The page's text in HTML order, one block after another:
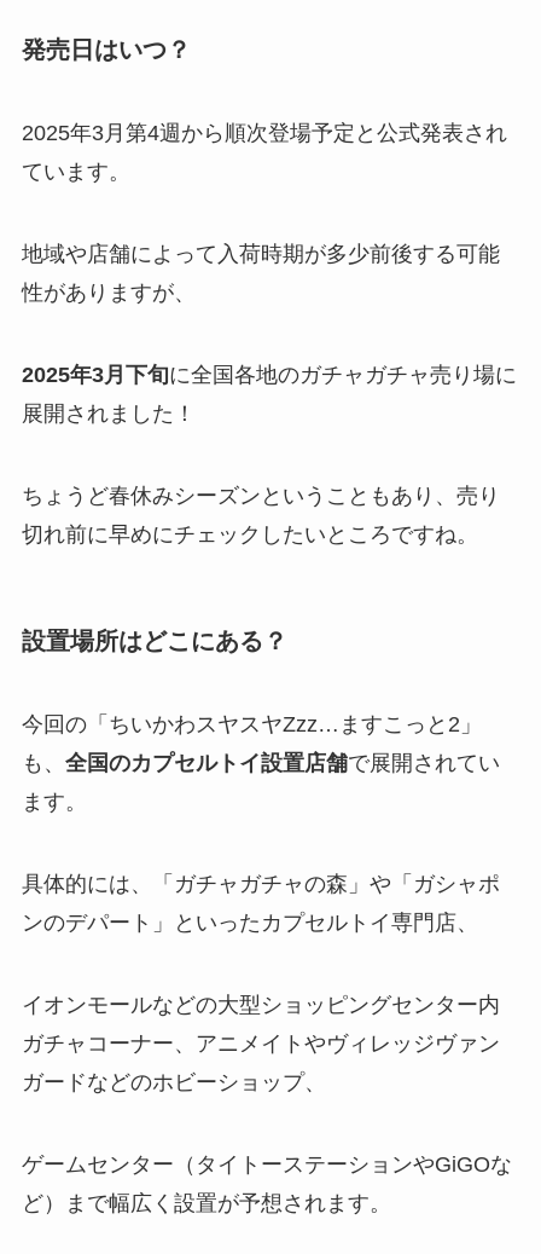
発売日 はいつ？
2025年3月第4週から順次登場予定と公式発表され
ています​。
地域や店舗によって入荷時期が多少前後する可能
性がありますが、
2025年3月下旬に全国各地のガチャガチャ売り場に
展開されました！
ちょうど春休みシーズンということもあり、売り
切れ前に早めにチェックしたいところですね。
設置場所はどこにある？
今回の「ちいかわスヤスヤZzz…ますこっと2」
も、 全国のカプセルトイ設置店舗で展開されてい
ます。
具体的には、「ガチャガチャの森」や「ガシャポ
ンのデパート」といったカプセルトイ専門店、
イオンモールなどの大型ショッピングセンター内
ガチャコーナー、アニメイトやヴィレッジヴァン
ガードなどのホビーショップ、
ゲームセンター（タイトーステーションやGiGOな
ど）まで幅広く設置が予想されます​。